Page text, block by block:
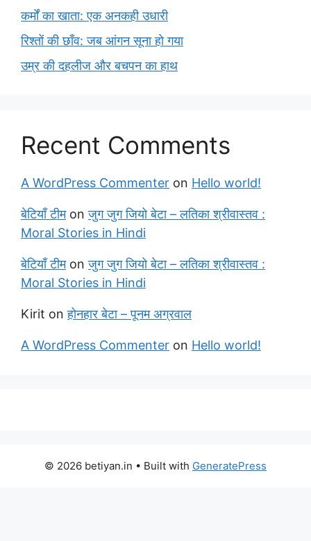
कर्मों का खाता: एक अनकही उधारी
रिश्तों की छाँव: जब आंगन सूना हो गया
उम्र की दहलीज और बचपन का हाथ
Recent Comments
A WordPress Commenter on Hello world!
बेटियाँ टीमonजुग जुग जियो बेटा – लतिका श्रीवास्तव :
Moral Stories in Hindi
बेटियाँ टीमonजुग जुग जियो बेटा – लतिका श्रीवास्तव :
Moral Stories in Hindi
Kirit onहोनहार बेटा – पूनम अग्रवाल
A WordPress Commenter on Hello world!
© 2026 betiyan.in • Built with GeneratePress